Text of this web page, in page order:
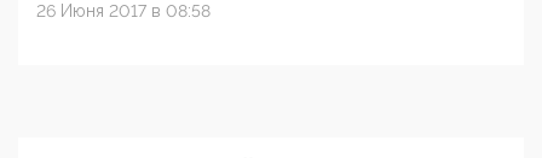
26 Июня 2017 в 08:58